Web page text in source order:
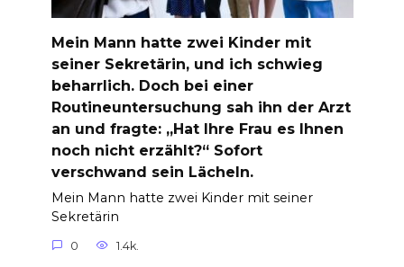
Mein Mann hatte zwei Kinder mit
seiner Sekretärin, und ich schwieg
beharrlich. Doch bei einer
Routineuntersuchung sah ihn der Arzt
an und fragte: „Hat Ihre Frau es Ihnen
noch nicht erzählt?“ Sofort
verschwand sein Lächeln.
Mein Mann hatte zwei Kinder mit seiner
Sekretärin
0 1.4k.